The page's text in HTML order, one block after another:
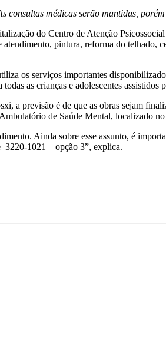
consultas médicas serão mantidas,
do Centro de Atenção
pintura, reforma do telhado,
os serviços importantes
as crianças e adolescentes
a previsão é de que as obras sejam
de Saúde Mental, localizado no
Ainda sobre esse assunto, é
3220-1021 – opção 3”, explica.